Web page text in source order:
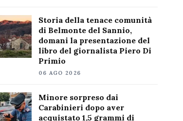
Storia della tenace comunità
di Belmonte del Sannio,
domani la presentazione del
libro del giornalista Piero Di
Primio
06 AGO 2026
Minore sorpreso dai
Carabinieri dopo aver
acquistato 1,5 grammi di